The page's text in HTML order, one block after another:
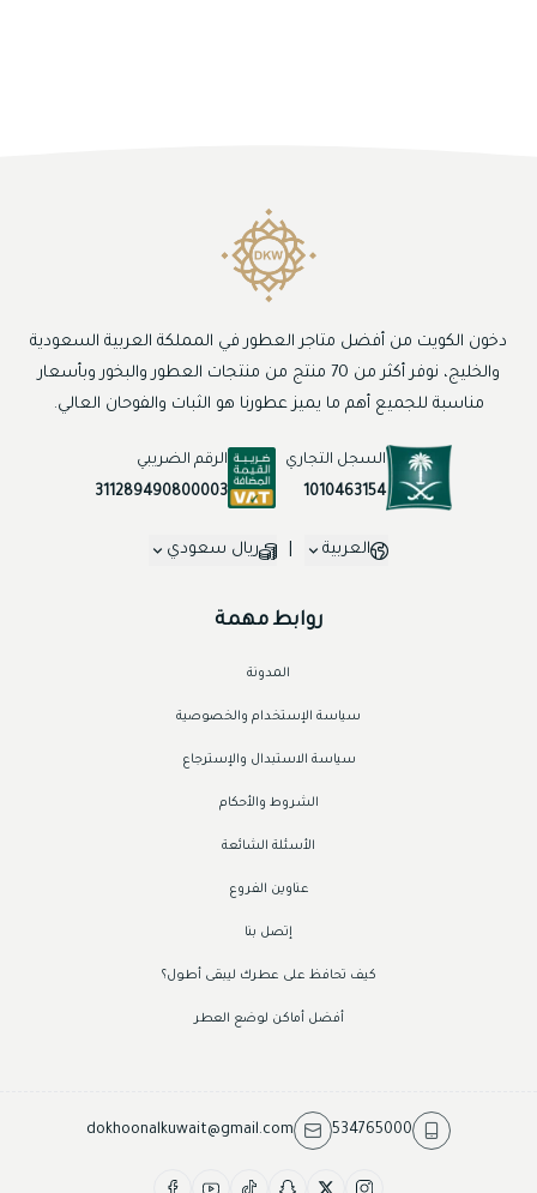
روابط مهمة
المدونة
سياسة الإستخدام والخصوصية
سياسة الاستبدال والإسترجاع
الشروط والأحكام
الأسئلة الشائعة
عناوين الفروع
إتصل بنا
كيف تحافظ على عطرك ليبقى أطول؟
أفضل أماكن لوضع العطر
دخون الكويت من أفضل متاجر العطور في المملكة العربية السعودية
والخليج، نوفر أكثر من 70 منتج من منتجات العطور والبخور وبأسعار
مناسبة للجميع أهم ما يميز عطورنا هو الثبات والفوحان العالي.
السجل التجاري
1010463154
الرقم الضريبي
311289490800003
العربية ريال سعودي
534765000
dokhoonalkuwait@gmail.com